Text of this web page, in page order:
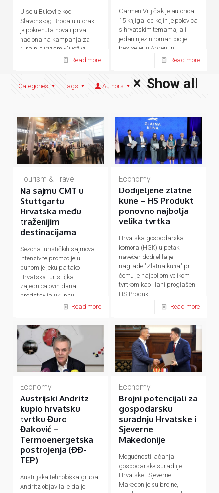
U selu Bukovlje kod
Slavonskog Broda u utorak
je pokrenuta nova i prva
nacionalna kampanja za
ruralni turizam - "Doživi
Read more
Carmen Vrljičak je autorica
15 knjiga, od kojih je polovica
s hrvatskim temama, a i
jedan njezin roman bio je
bestseler u Argentini.
Read more
Categories Tags Authors Show all
Tourism & Travel
Na sajmu CMT u
Stuttgartu
Hrvatska među
traženijim
destinacijama
Sezona turističkih sajmova i
intenzivne promocije u
punom je jeku pa tako
Hrvatska turistička
zajednica ovih dana
predstavlja ukupnu
hrvatsku turističku ponudu
Read more
Economy
Dodijeljene zlatne
kune – HS Produkt
ponovno najbolja
velika tvrtka
Hrvatska gospodarska
komora (HGK) u petak
navečer dodijelila je
nagrade "Zlatna kuna" pri
čemu je najboljom velikom
tvrtkom kao i lani proglašen
HS Produkt
Read more
Economy
Austrijski Andritz
kupio hrvatsku
tvrtku Đuro
Đaković –
Termoenergetska
postrojenja (ĐĐ-
TEP)
Austrijska tehnološka grupa
Andritz objavila je da je
Economy
Brojni potencijali za
gospodarsku
suradnju Hrvatske i
Sjeverne
Makedonije
Mogućnosti jačanja
gospodarske suradnje
Hrvatske i Sjeverne
Makedonije su brojne,